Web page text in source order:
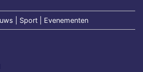
| Sport | Evenementen